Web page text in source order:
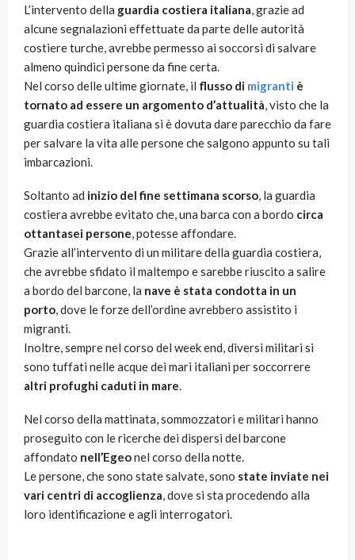
L’intervento della guardia costiera italiana, grazie ad
alcune segnalazioni effettuate da parte delle autorità
costiere turche, avrebbe permesso ai soccorsi di salvare
almeno quindici persone da fine certa.
Nel corso delle ultime giornate, il flusso di migranti è
tornato ad essere un argomento d’attualità, visto che la
guardia costiera italiana si è dovuta dare parecchio da fare
per salvare la vita alle persone che salgono appunto su tali
imbarcazioni.
Soltanto ad inizio del fine settimana scorso, la guardia
costiera avrebbe evitato che, una barca con a bordo circa
ottantasei persone, potesse affondare.
Grazie all’intervento di un militare della guardia costiera,
che avrebbe sfidato il maltempo e sarebbe riuscito a salire
a bordo del barcone, la nave è stata condotta in un
porto, dove le forze dell’ordine avrebbero assistito i
migranti.
Inoltre, sempre nel corso del week end, diversi militari si
sono tuffati nelle acque dei mari italiani per soccorrere
altri profughi caduti in mare.
Nel corso della mattinata, sommozzatori e militari hanno
proseguito con le ricerche dei dispersi del barcone
affondato nell’Egeonel corso della notte.
Le persone, che sono state salvate, sono state inviate nei
vari centri di accoglienza, dove si sta procedendo alla
loro identificazione e agli interrogatori.